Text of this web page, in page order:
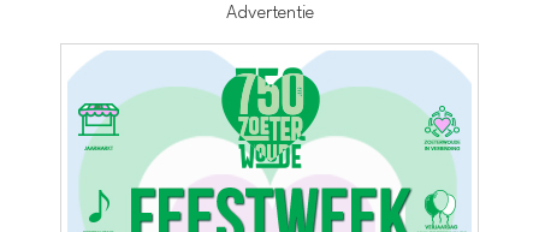
Advertentie